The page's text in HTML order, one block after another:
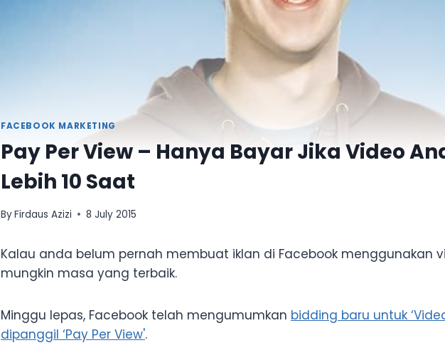
FACEBOOK MARKETING
Pay Per View – Hanya Bayar Jika Video
Lebih 10 Saat
ByFirdaus Azizi 8 July 2015
Kalau anda belum pernah membuat iklan di Facebook menggunakan
mungkin masa yang terbaik.
Minggu lepas, Facebook telah mengumumkan bidding baru untuk
dipanggil ‘Pay Per View'.